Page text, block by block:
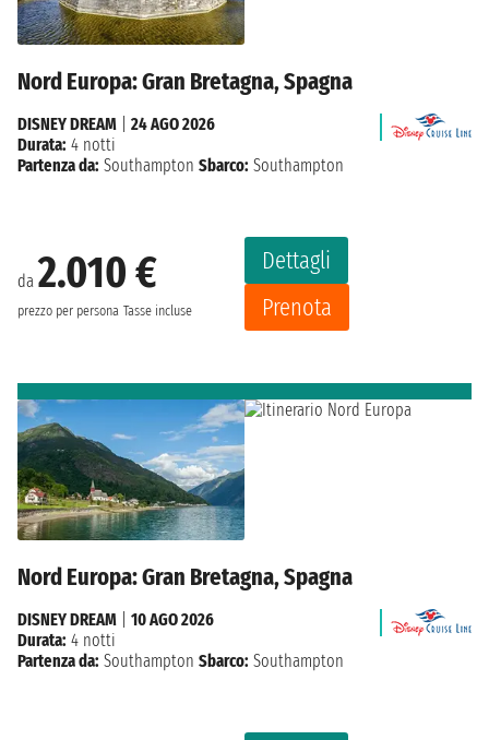
Nord Europa: Gran Bretagna, Spagna
da 2.010 €
prezzo per persona Tasse incluse
Dettagli
Prenota
DISNEY DREAM
24 AGO 2026
Durata: 4 notti
Partenza da: Southampton Sbarco: Southampton
Nord Europa: Gran Bretagna, Spagna
DISNEY DREAM
10 AGO 2026
Durata: 4 notti
Partenza da: Southampton Sbarco: Southampton